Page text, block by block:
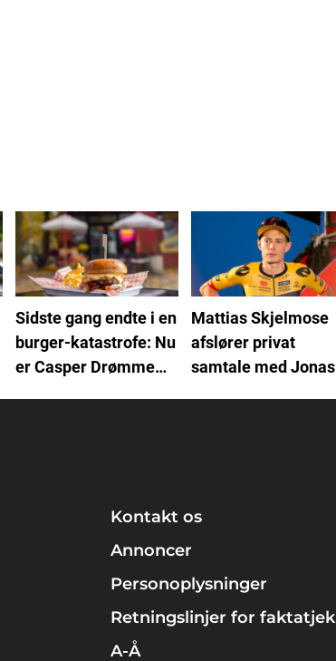
Sidste gang endte i en
burger-katastrofe: Nu
er Casper Drømme
Mattias Skjelmose
afslører privat
samtale med Jonas
Kontakt os
Annoncer
Personoplysninger
Retningslinjer for faktatjek
A-Å